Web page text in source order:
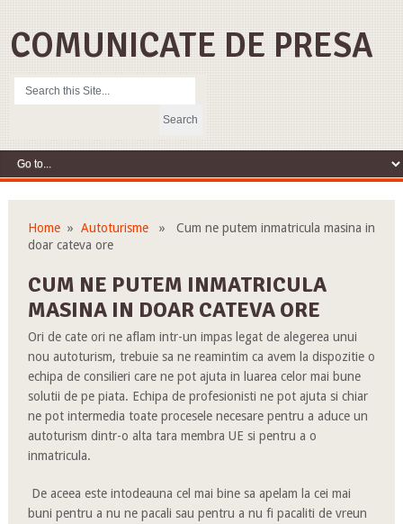
COMUNICATE DE PRESA
Home» Autoturisme» Cum ne putem inmatricula masina in
doar cateva ore
CUM NE PUTEM INMATRICULA
MASINA IN DOAR CATEVA ORE
Ori de cate ori ne aflam intr-un impas legat de alegerea unui
nou autoturism, trebuie sa ne reamintim ca avem la dispozitie o
echipa de consilieri care ne pot ajuta in luarea celor mai bune
solutii de pe piata. Echipa de profesionisti ne pot ajuta si chiar
ne pot intermedia toate procesele necesare pentru a aduce un
autoturism dintr-o alta tara membra UE si pentru a o
inmatricula.
De aceea este intodeauna cel mai bine sa apelam la cei mai
buni pentru a nu ne pacali sau pentru a nu fi pacaliti de vreun